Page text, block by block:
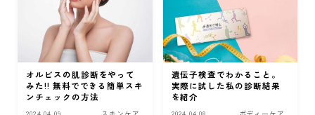
オルビスの肌診断をやって
みた!! 無料でできる簡単スキ
ンチェックの方法
遺伝子検査でわかること。
実際に試した私の診断結果
を紹介